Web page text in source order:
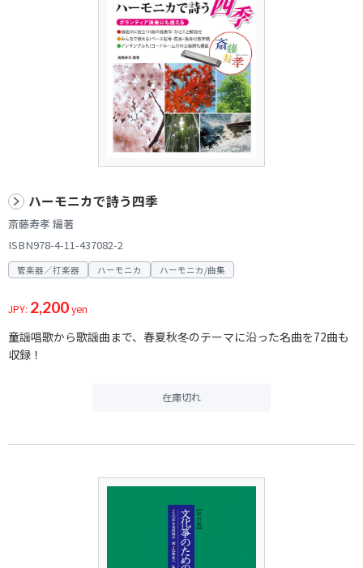
ハーモニカで詩う四季
斎藤寿孝 編著
ISBN978-4-11-437082-2
管楽器／打楽器 ハーモニカ ハーモニカ/曲集
JPY: 2,200yen
童謡唱歌から歌謡曲まで、春夏秋冬のテーマに沿った名曲を72曲も
収録！
在庫切れ